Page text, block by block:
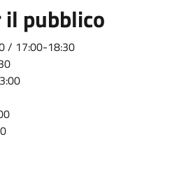
il pubblico
/ 17:00-18:30